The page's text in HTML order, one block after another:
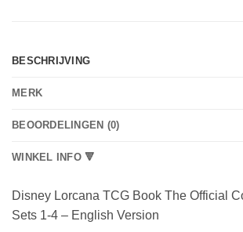
BESCHRIJVING
MERK
BEOORDELINGEN (0)
WINKEL INFO 🔻
Disney Lorcana TCG Book The Official
Sets 1-4 – English Version